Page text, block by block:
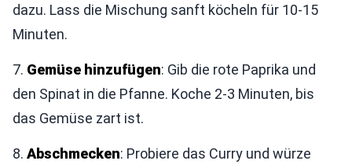
dazu. Lass die Mischung sanft köcheln für 10-15
Minuten.
7. Gemüse hinzufügen: Gib die rote Paprika und
den Spinat in die Pfanne. Koche 2-3 Minuten, bis
das Gemüse zart ist.
8. Abschmecken: Probiere das Curry und würze